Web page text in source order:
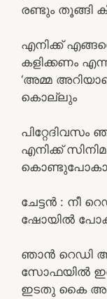
രണ്ടും തൂങ്ങി
എനിക്ക്
കളിക്കണം
‘അമ്മ
കൊല്ലും
പിറ്റേദിവസം
എനിക്ക്
ചേട്ടൻ : നീ
ഷോയിൽ
ഞാൻ റെഡി
സോഫയിൽ
ഇടതു കൈ